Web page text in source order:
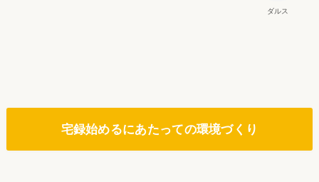
ダルス
宅録始めるにあたっての環境づくり